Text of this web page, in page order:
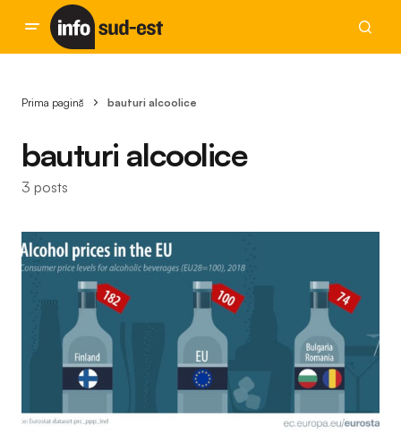
Prima pagină bauturi alcoolice
bauturi alcoolice
3 posts